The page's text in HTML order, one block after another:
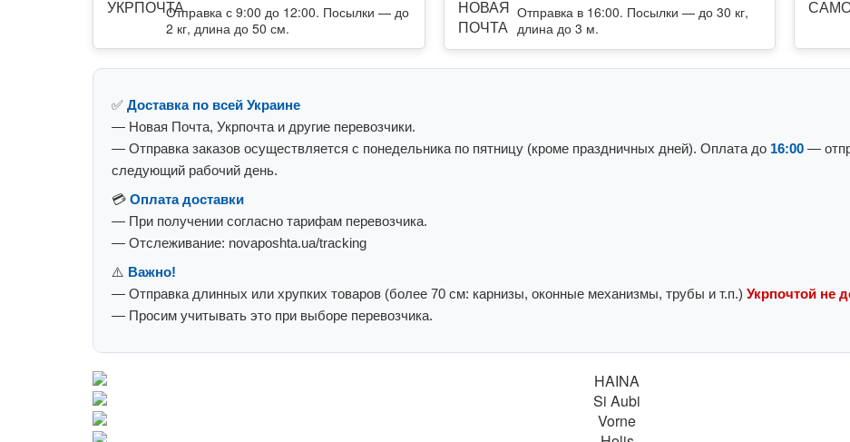
Отправка с 9:00 до 12:00. Посылки — до
2 кг, длина до 50 см.
Отправка в 16:00. Посылки — до 30 кг,
длина до 3 м.
✅ Доставка по всей Украине
— Новая Почта, Укрпочта и другие перевозчики.
— Отправка заказов осуществляется с понедельника по пятницу (кроме праздничных дней). Оплата до 16:00 —
следующий рабочий день.
💳 Оплата доставки
— При получении согласно тарифам перевозчика.
— Отслеживание: novaposhta.ua/tracking
⚠️ Важно!
— Отправка длинных или хрупких товаров (более 70 см: карнизы, оконные механизмы, трубы и т.п.) Укрпочтой не
— Просим учитывать это при выборе перевозчика.